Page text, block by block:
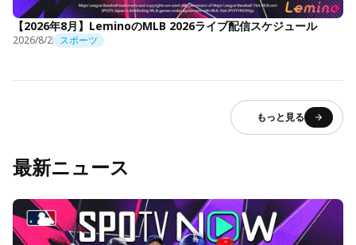
【2026年8月】LeminoのMLB 2026ライブ配信スケジュール
2026/8/2 スポーツ
もっと見る
最新ニュース